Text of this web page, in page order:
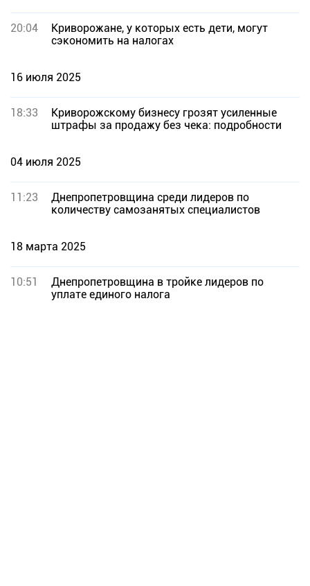
20:04
Криворожане, у которых есть дети, могут
сэкономить на налогах
16 июля 2025
18:33
Криворожскому бизнесу грозят усиленные
штрафы за продажу без чека: подробности
04 июля 2025
11:23
Днепропетровщина среди лидеров по
количеству самозанятых специалистов
18 марта 2025
10:51
Днепропетровщина в тройке лидеров по
уплате единого налога